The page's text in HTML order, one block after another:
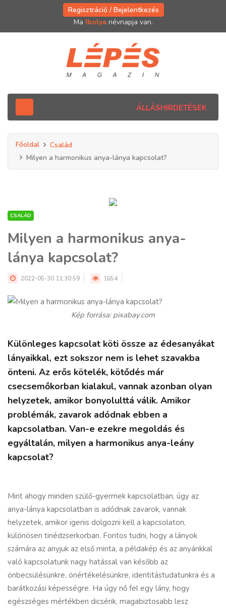
Regisztráció / Bejelentkezés
Ma Ibolya névnapja van.
ÁLLÁSHIRDETÉSEK
Főoldal
Család
Milyen a harmonikus anya-lánya kapcsolat?
CSALÁD
Milyen a harmonikus anya-
lánya kapcsolat?
2022-05-30 11:30:59 1654
Kép forrása: pixabay.com
Különleges kapcsolat köti össze az édesanyákat
lányaikkal, ezt sokszor nem is lehet szavakba
önteni. Az erős kötelék, kötődés már
csecsemőkorban kialakul, vannak azonban olyan
helyzetek, amikor bonyolulttá válik. Amikor
problémák, zavarok adódnak ebben a
kapcsolatban. Van-e ezekre megoldás és
egyáltalán, milyen a harmonikus anya-leány
kapcsolat?
Mint ahogy minden szülő-gyermek kapcsolatban, úgy az
anya-lánya kapcsolatban is adódnak zavarok, vannak
helyzetek, amikor igenis dolgozni kell a kapcsolaton,
különösen tinédzserkorban. Fontos tudni, hogy a lányok
számára az anyjuk az első minta, a példakép és az anyánkkal
való kapcsolatunk nagy hatással van később az
önbecsülésünkre, önértékelésünkre, identitástudatunkra és a
barátkozási képességre. Ha úgy nő fel egy lány, hogy
egészséges mértékben dicsérik, magabiztosabb lesz